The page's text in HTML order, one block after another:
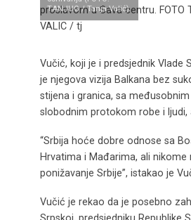
TANJUG / Tanja Valić)
Vučić, koji je i predsjednik Vlade
je njegova vizija Balkana bez
stijena i granica, sa
slobodnim protokom robe i ljudi,
“Srbija hoće dobre odnose sa
Hrvatima i Mađarima, ali
ponižavanje Srbije”, istakao je
Vučić je rekao da je posebno